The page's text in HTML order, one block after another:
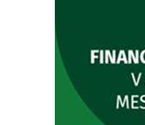
Dnešný zvoz
Vážený občan,
5. augusta 2026